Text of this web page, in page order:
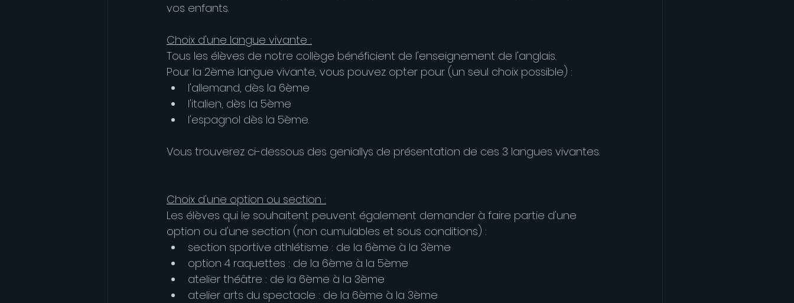
vos enfants.
Choix d'une langue vivante :
Tous les élèves de notre collège bénéficient de l'enseignement de l'anglais.
Pour la 2ème langue vivante, vous pouvez opter pour (un seul choix possible) :
l'allemand, dès la 6ème
l'italien, dès la 5ème
l'espagnol dès la 5ème.
Vous trouverez ci-dessous des geniallys de présentation de ces 3 langues vivantes.
Choix d'une option ou section :
Les élèves qui le souhaitent peuvent également demander à faire partie d'une
option ou d'une section (non cumulables et sous conditions) :
section sportive athlétisme : de la 6ème à la 3ème
option 4 raquettes : de la 6ème à la 5ème
atelier théâtre : de la 6ème à la 3ème
atelier arts du spectacle : de la 6ème à la 3ème